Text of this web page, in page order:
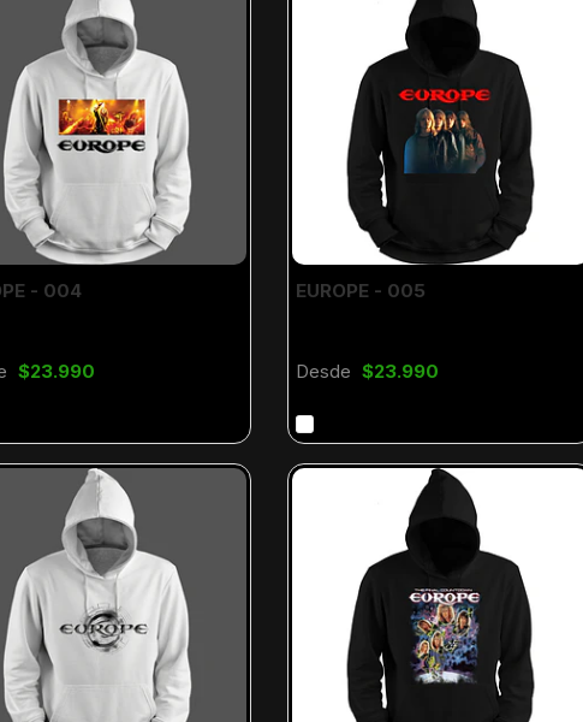
- 004
$23.990
EUROPE - 005
Desde $23.990